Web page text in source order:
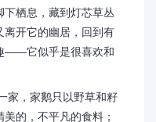
下栖息，藏到灯芯草丛
离开它的幽居，回到有
——它似乎是很喜欢和
，家鹅只以野草和籽
的，不平凡的食料；